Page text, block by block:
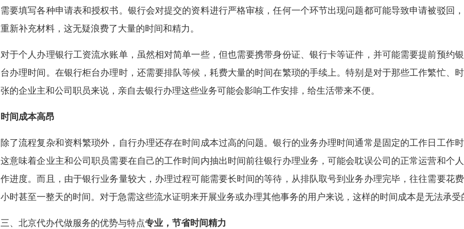
需要填写各种申请表和授权书。银行会对提交的资料进行严格审核，任何一个环节出现问题都可能导致申请被驳回
重新补充材料，这无疑浪费了大量的时间和精力。
对于个人办理银行工资流水账单，虽然相对简单一些，但也需要携带身份证、银行卡等证件，并可能需要提前预约
台办理时间。在银行柜台办理时，还需要排队等候，耗费大量的时间在繁琐的手续上。特别是对于那些工作繁忙、
张的企业主和公司职员来说，亲自去银行办理这些业务可能会影响工作安排，给生活带来不便。
时间成本高昂
除了流程复杂和资料繁琐外，自行办理还存在时间成本过高的问题。银行的业务办理时间通常是固定的工作日工作
这意味着企业主和公司职员需要在自己的工作时间内抽出时间前往银行办理业务，可能会耽误公司的正常运营和个
作进度。而且，由于银行业务量较大，办理过程可能需要长时间的等待，从排队取号到业务办理完毕，往往需要花
小时甚至一整天的时间。对于急需这些流水证明来开展业务或办理其他事务的用户来说，这样的时间成本是无法承受
三、北京代办代做服务的优势与特点专业，节省时间精力